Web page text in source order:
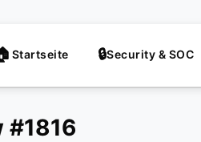
Startseite Security & SOC
#1816